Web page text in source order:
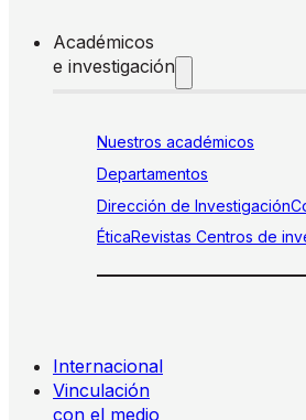
Académicos
e investigación
Nuestros académicos
Departamentos
Dirección de Investigación
ÉticaRevistas Centros de
Internacional
Vinculación
con el medio